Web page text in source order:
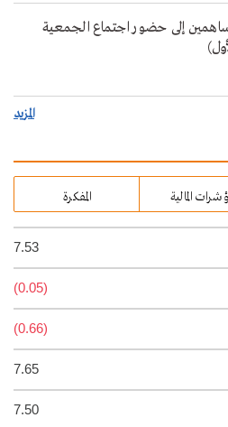
إلى حضور اجتماع الجمعية
المزيد
المالية المفكرة
7.53
(0.05)
(0.66)
7.65
7.50